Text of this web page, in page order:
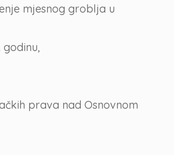
mjesnog groblja u
prava nad Osnovnom